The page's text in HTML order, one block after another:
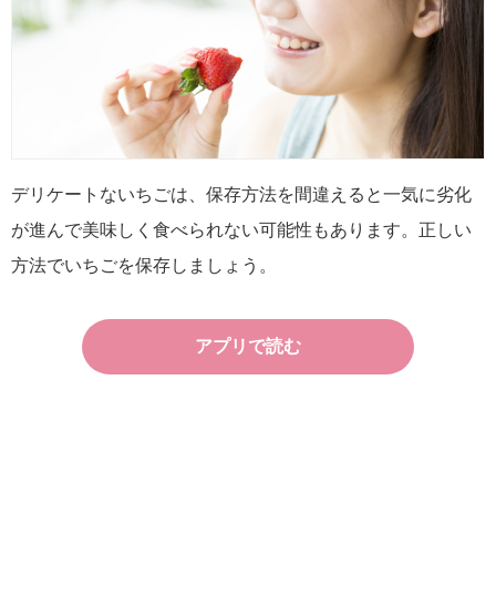
デリケートないちごは、保存方法を間違えると一気に劣化
が進んで美味しく食べられない可能性もあります。正しい
方法でいちごを保存しましょう。
アプリで読む